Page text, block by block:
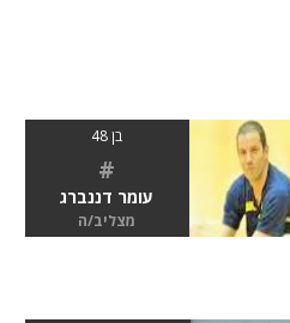
בן 48
#
עומר דננברג
מצליב/ה